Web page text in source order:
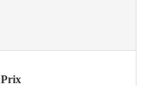
Prix